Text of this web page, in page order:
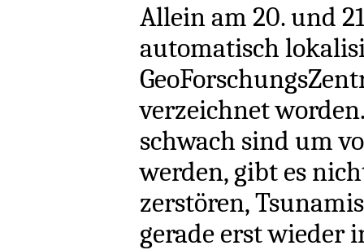
Allein am 20. und
automatisch
verzeichnet
schwach sind um
werden, gibt es
zerstören,
gerade erst wieder